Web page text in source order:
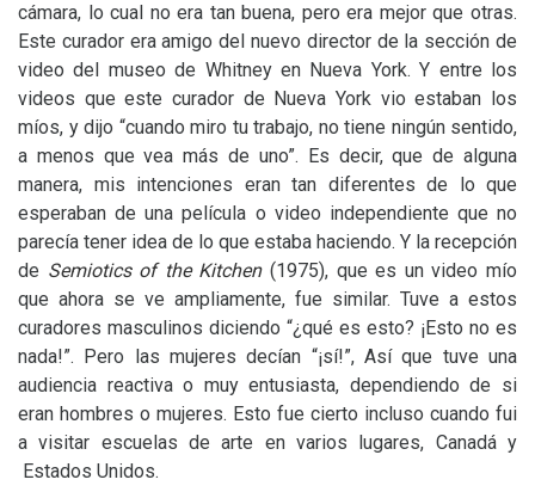
cámara, lo cual no era tan buena, pero era mejor que otras.
Este curador era amigo del nuevo director de la sección de
video del museo de Whitney en Nueva York. Y entre los
videos que este curador de Nueva York vio estaban los
míos, y dijo “cuando miro tu trabajo, no tiene ningún sentido,
a menos que vea más de uno”. Es decir, que de alguna
manera, mis intenciones eran tan diferentes de lo que
esperaban de una película o video independiente que no
parecía tener idea de lo que estaba haciendo. Y la recepción
de Semiotics of the Kitchen(1975), que es un video mío
que ahora se ve ampliamente, fue similar. Tuve a estos
curadores masculinos diciendo “¿qué es esto? ¡Esto no es
nada!”. Pero las mujeres decían “¡sí!”, Así que tuve una
audiencia reactiva o muy entusiasta, dependiendo de si
eran hombres o mujeres. Esto fue cierto incluso cuando fui
a visitar escuelas de arte en varios lugares, Canadá y
Estados Unidos.